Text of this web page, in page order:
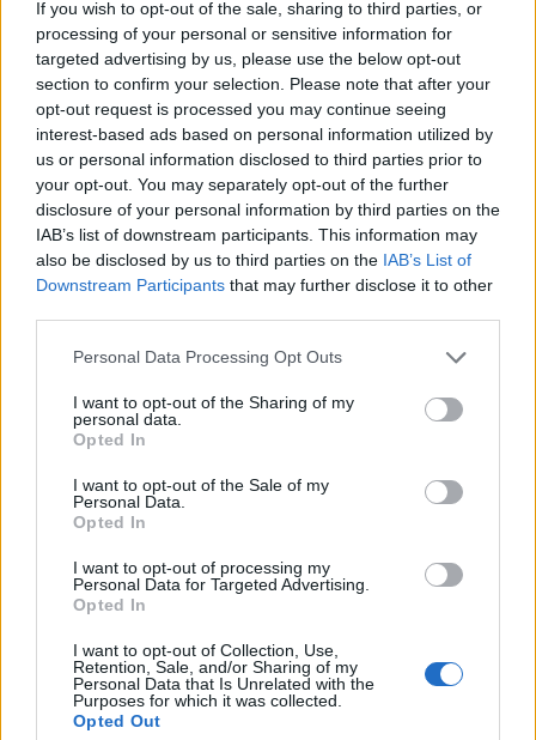
If you wish to opt-out of the sale, sharing to third parties, or
processing of your personal or sensitive information for
targeted advertising by us, please use the below opt-out
section to confirm your selection. Please note that after your
opt-out request is processed you may continue seeing
interest-based ads based on personal information utilized by
us or personal information disclosed to third parties prior to
your opt-out. You may separately opt-out of the further
disclosure of your personal information by third parties on the
IAB’s list of downstream participants. This information may
also be disclosed by us to third parties on the IAB’s List of
Downstream Participants that may further disclose it to other
Personal Data Processing Opt Outs
I want to opt-out of the Sharing of my
personal data.
Opted In
I want to opt-out of the Sale of my
Personal Data.
Opted In
I want to opt-out of processing my
Personal Data for Targeted Advertising.
Opted In
I want to opt-out of Collection, Use,
Retention, Sale, and/or Sharing of my
Personal Data that Is Unrelated with the
Purposes for which it was collected.
Opted Out
PDF (Lazarus)
PUSL (D. Voiculescu)
PNȚCD (Pavelescu)
PNCR (Terheș)
Partidul Patrioților (Surugiu)
FAR (Coarnă)
România pe Primul Loc (Ponta)
Altul
Arată rezultatele
Arhiva sondajelor
ad